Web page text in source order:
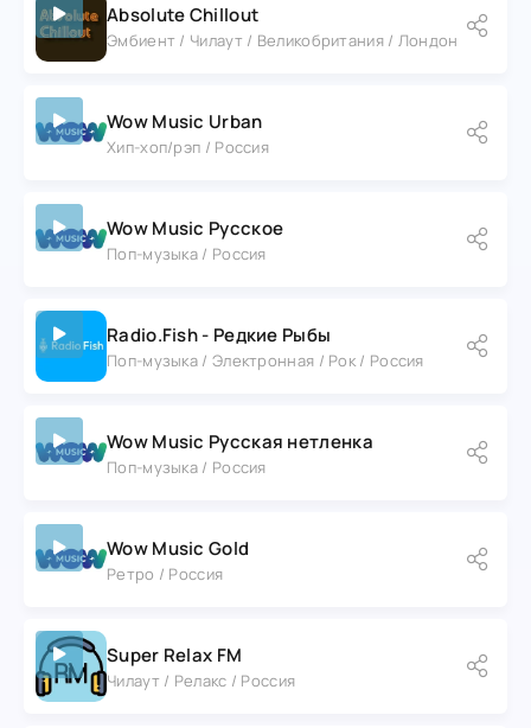
Absolute Chillout
Эмбиент / Чилаут / Великобритания / Лондон
Wow Music Urban
Хип-хоп/рэп / Россия
Wow Music Русское
Поп-музыка / Россия
Radio.Fish - Редкие Рыбы
Поп-музыка / Электронная / Рок / Россия
Wow Music Русская нетленка
Поп-музыка / Россия
Wow Music Gold
Ретро / Россия
Super Relax FM
Чилаут / Релакс / Россия